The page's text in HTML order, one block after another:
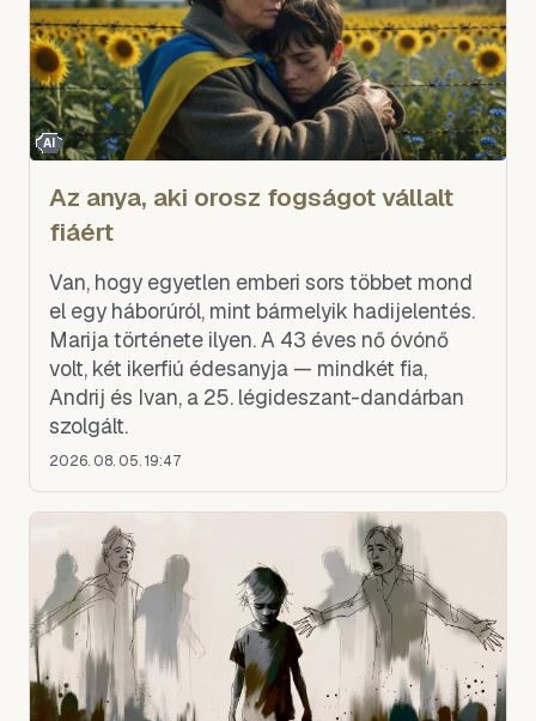
AI
Az anya, aki orosz fogságot vállalt
fiáért
Van, hogy egyetlen emberi sors többet mond
el egy háborúról, mint bármelyik hadijelentés.
Marija története ilyen. A 43 éves nő óvónő
volt, két ikerfiú édesanyja — mindkét fia,
Andrij és Ivan, a 25. légideszant-dandárban
szolgált.
2026. 08. 05. 19:47